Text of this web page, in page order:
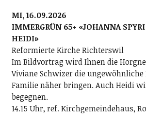
MI, 16.09.2026
IMMERGRÜN 65+ «JOHANNA
HEIDI»
Reformierte Kirche Richterswil
Im Bildvortrag wird Ihnen die
Viviane Schwizer die
Familie näher bringen. Auch Heidi
begegnen.
14.15 Uhr, ref. Kirchgemeindehaus,